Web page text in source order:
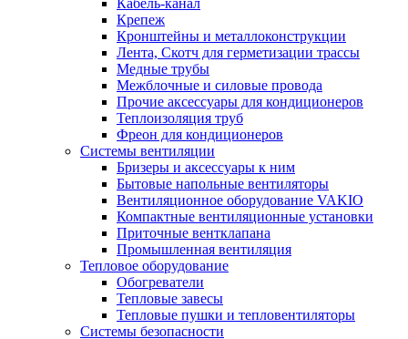
Кабель-канал
Крепеж
Кронштейны и металлоконструкции
Лента, Скотч для герметизации трассы
Медные трубы
Межблочные и силовые провода
Прочие аксессуары для кондиционеров
Теплоизоляция труб
Фреон для кондиционеров
Системы вентиляции
Бризеры и аксессуары к ним
Бытовые напольные вентиляторы
Вентиляционное оборудование VAKIO
Компактные вентиляционные установки
Приточные вентклапана
Промышленная вентиляция
Тепловое оборудование
Обогреватели
Тепловые завесы
Тепловые пушки и тепловентиляторы
Системы безопасности